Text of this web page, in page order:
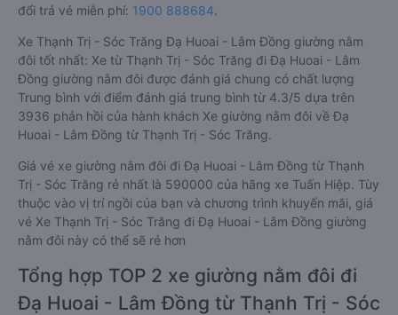
đổi trả vé miễn phí: 1900 888684.
Xe Thạnh Trị - Sóc Trăng Đạ Huoai - Lâm Đồng giường nằm
đôi tốt nhất: Xe từ Thạnh Trị - Sóc Trăng đi Đạ Huoai - Lâm
Đồng giường nằm đôi được đánh giá chung có chất lượng
Trung bình với điểm đánh giá trung bình từ 4.3/5 dựa trên
3936 phản hồi của hành khách Xe giường nằm đôi về Đạ
Huoai - Lâm Đồng từ Thạnh Trị - Sóc Trăng.
Giá vé xe giường nằm đôi đi Đạ Huoai - Lâm Đồng từ Thạnh
Trị - Sóc Trăng rẻ nhất là 590000 của hãng xe Tuấn Hiệp. Tùy
thuộc vào vị trí ngồi của bạn và chương trình khuyến mãi, giá
vé Xe Thạnh Trị - Sóc Trăng đi Đạ Huoai - Lâm Đồng giường
nằm đôi này có thể sẽ rẻ hơn
Tổng hợp TOP 2 xe giường nằm đôi đi
Đạ Huoai - Lâm Đồng từ Thạnh Trị - Sóc